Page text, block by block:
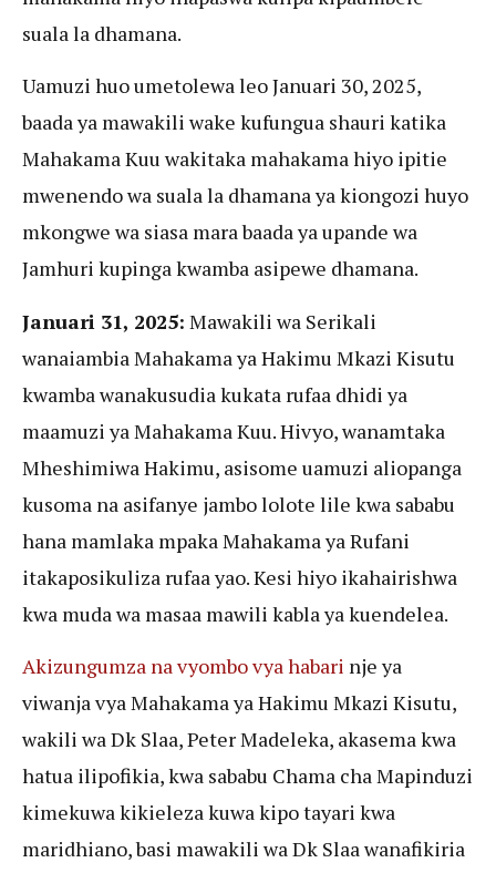
suala la dhamana.
Uamuzi huo umetolewa leo Januari 30, 2025,
baada ya mawakili wake kufungua shauri katika
Mahakama Kuu wakitaka mahakama hiyo ipitie
mwenendo wa suala la dhamana ya kiongozi huyo
mkongwe wa siasa mara baada ya upande wa
Jamhuri kupinga kwamba asipewe dhamana.
Januari 31, 2025: Mawakili wa Serikali
wanaiambia Mahakama ya Hakimu Mkazi Kisutu
kwamba wanakusudia kukata rufaa dhidi ya
maamuzi ya Mahakama Kuu. Hivyo, wanamtaka
Mheshimiwa Hakimu, asisome uamuzi aliopanga
kusoma na asifanye jambo lolote lile kwa sababu
hana mamlaka mpaka Mahakama ya Rufani
itakaposikuliza rufaa yao. Kesi hiyo ikahairishwa
kwa muda wa masaa mawili kabla ya kuendelea.
Akizungumza na vyombo vya habari nje ya
viwanja vya Mahakama ya Hakimu Mkazi Kisutu,
wakili wa Dk Slaa, Peter Madeleka, akasema kwa
hatua ilipofikia, kwa sababu Chama cha Mapinduzi
kimekuwa kikieleza kuwa kipo tayari kwa
maridhiano, basi mawakili wa Dk Slaa wanafikiria